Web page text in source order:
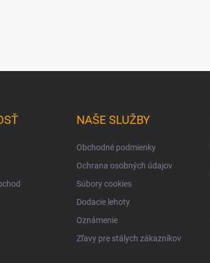
NAŠE SLUŽBY
Obchodné podmienky
Ochrana osobných údajov
Súbory cookies
Dodacie lehoty
Oznámenie
Zľavy pre stálych zákazníkov